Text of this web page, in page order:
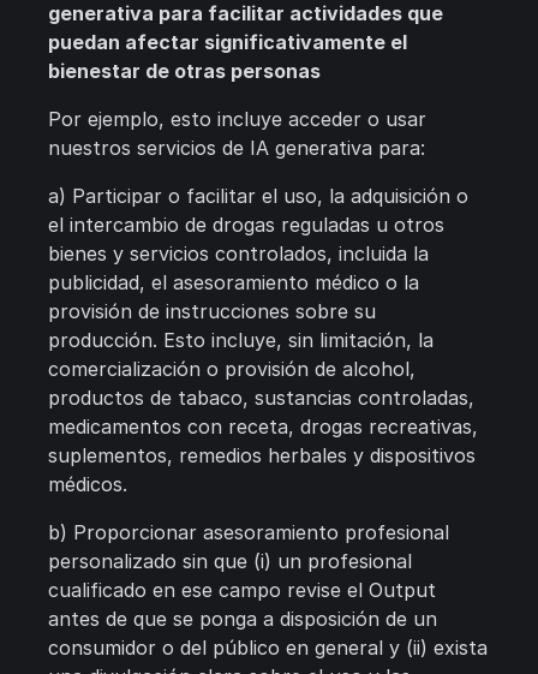
generativa para facilitar actividades que
puedan afectar significativamente el
bienestar de otras personas
Por ejemplo, esto incluye acceder o usar
nuestros servicios de IA generativa para:
a) Participar o facilitar el uso, la adquisición o
el intercambio de drogas reguladas u otros
bienes y servicios controlados, incluida la
publicidad, el asesoramiento médico o la
provisión de instrucciones sobre su
producción. Esto incluye, sin limitación, la
comercialización o provisión de alcohol,
productos de tabaco, sustancias controladas,
medicamentos con receta, drogas recreativas,
suplementos, remedios herbales y dispositivos
médicos.
b) Proporcionar asesoramiento profesional
personalizado sin que (i) un profesional
cualificado en ese campo revise el Output
antes de que se ponga a disposición de un
consumidor o del público en general y (ii) exista